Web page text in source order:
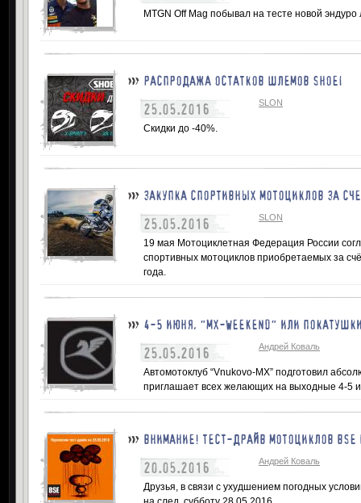
MTGN Off Mag побывал на тесте новой
РАСПРОДАЖА ОСТАТКОВ ШЛЕМОВ SHOEI
25.05.2016 SLON
Скидки до -40%.
ЗАКУПКА СПОРТИВНЫХ МОТОЦИКЛОВ ЗА
25.05.2016 SLON
19 мая Мотоциклетная Федерация России
спортивных мотоциклов приобретаемых за
года.
4-5 ИЮНЯ, "MX-WEEKEND" ИЛИ
25.05.2016 Андрей Коваль
Автомотоклуб “Vnukovo-MX” подготовил
приглашает всех желающих на выходные 4-5
ВНИМАНИЕ! ТЕСТ-ДРАЙВ МОТОЦИКЛОВ BSE
20.05.2016 Андрей Коваль
Друзья, в связи с ухудшением погодных